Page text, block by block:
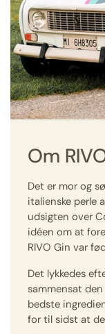
Om
Det er mor og
italienske perle
udsigten over
idéen om at
RIVO Gin var
Det lykkedes
sammensat
bedste
for til sidst at